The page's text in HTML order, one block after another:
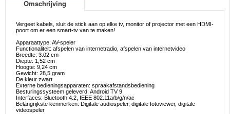
Omschrijving
Vergeet kabels, sluit de stick aan op elke tv, monitor of projector met een HDMI-
poort om er een smart-tv van te maken!
Apparaattype: AV-speler
Functionaliteit: afspelen van internetradio, afspelen van internetvideo
Breedte: 3.02 cm
Diepte: 1,52 cm
Hoogte: 9,24 cm
Gewicht: 28,5 gram
De kleur zwart
Externe bedieningsapparaten: spraakafstandsbediening
Besturingssysteem geleverd: Android TV 9
Interfaces: Bluetooth 4.2, IEEE 802.11a/b/g/n/ac
Belangrijkste kenmerken: Digitale audiospeler, digitale fotoviewer, digitale
videospeler